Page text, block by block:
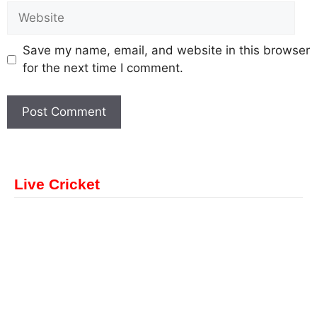
Save my name, email, and website in this browser
for the next time I comment.
Live Cricket